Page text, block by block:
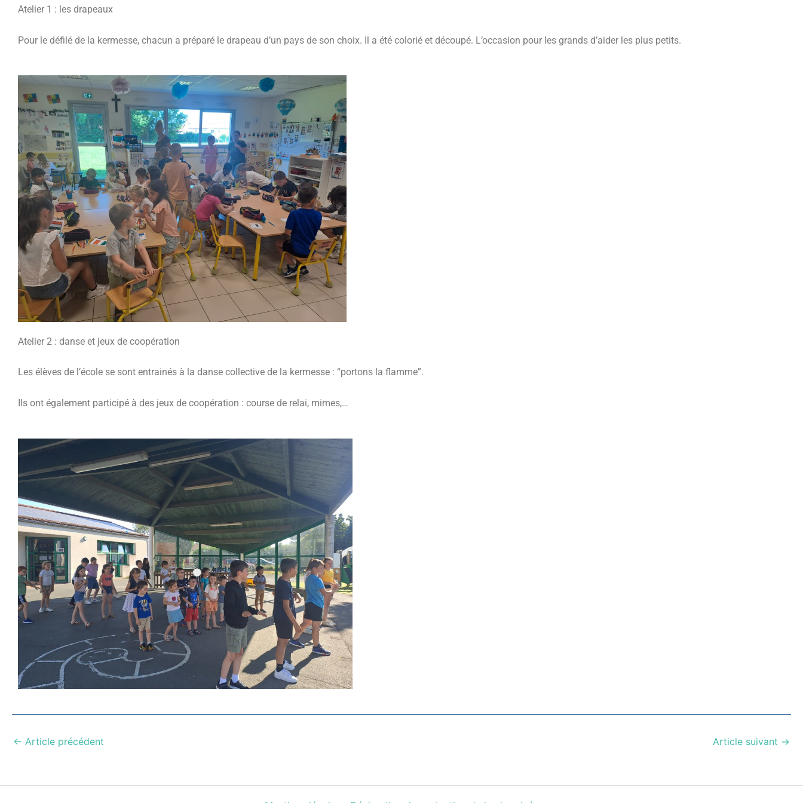
Atelier 1 : les drapeaux
Pour le défilé de la kermesse, chacun a préparé le drapeau d’un pays de son choix. Il a été colorié et découpé. L’occasion pour les grands d’aider les plus petits.
Atelier 2 : danse et jeux de coopération
Les élèves de l’école se sont entrainés à la danse collective de la kermesse : “portons la flamme”.
Ils ont également participé à des jeux de coopération : course de relai, mimes,…
← Article précédent Article suivant →